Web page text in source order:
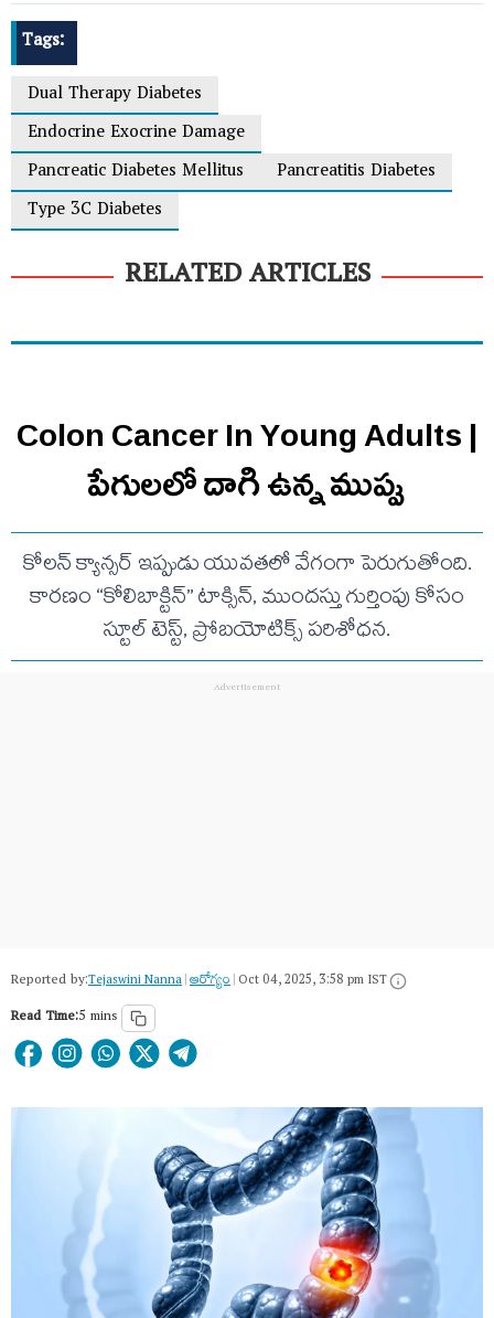
Tags:
Dual Therapy Diabetes
Endocrine Exocrine Damage
Pancreatic Diabetes Mellitus
Pancreatitis Diabetes
Type 3C Diabetes
RELATED ARTICLES
Colon Cancer In Young Adults |
పేగులలో దాగి ఉన్న ముప్పు
కోలన్ క్యాన్సర్ ఇప్పుడు యువతలో వేగంగా పెరుగుతోంది.
కారణం “కోలిబాక్టిన్” టాక్సిన్, ముందస్తు గుర్తింపు కోసం
స్టూల్ టెస్ట్, ప్రోబయోటిక్స్ పరిశోధన.
Reported by:Tejaswini Nanna|ఆరోగ్యం|Oct 04, 2025, 3:58 pm IST
Read Time:5 mins